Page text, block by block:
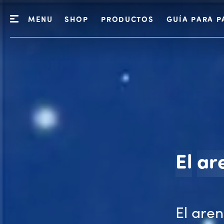
MENU SHOP PRODUCTOS GUÍA PARA
El
El